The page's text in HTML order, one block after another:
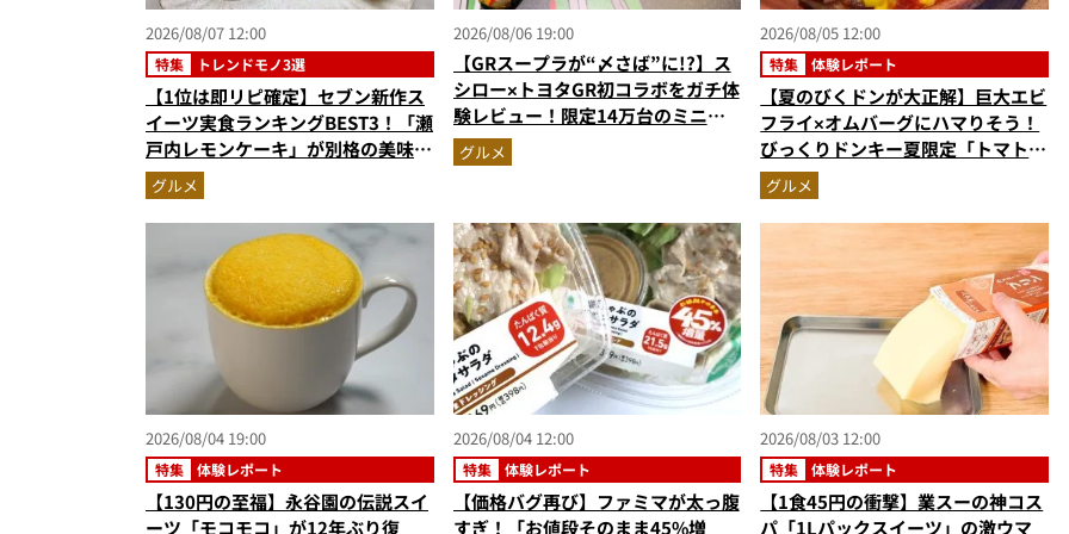
2026/08/07 12:00
特集 トレンドモノ3選
【1位は即リピ確定】セブン新作ス
イーツ実食ランキングBEST3！「瀬
戸内レモンケーキ」が別格の美味
さ…ショコラシフォンから塩バニラ
プリンまで本気レビュー
グルメ
2026/08/06 19:00
【GRスープラが“〆さば”に!?】ス
シロー×トヨタGR初コラボをガチ体
験レビュー！限定14万台のミニカ
ー＆体験型演出に大人も子供も大興
奮間違いなし
グルメ
2026/08/05 12:00
特集 体験レポート
【夏のびくドンが大正解】巨大エビ
フライ×オムバーグにハマりそう！
びっくりドンキー夏限定「トマト弾
けるハンバーグ」を実食レビュー
グルメ
2026/08/04 19:00
特集 体験レポート
【130円の至福】永谷園の伝説スイ
ーツ「モコモコ」が12年ぶり復
2026/08/04 12:00
特集 体験レポート
【価格バグ再び】ファミマが太っ腹
すぎ！「お値段そのまま45%増
2026/08/03 12:00
特集 体験レポート
【1食45円の衝撃】業スーの神コス
パ「1Lパックスイーツ」の激ウマ